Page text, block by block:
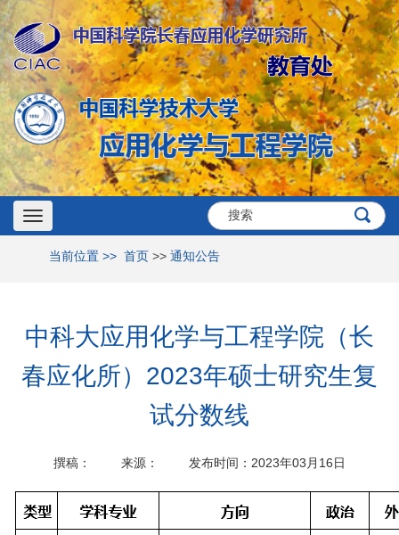
Toggle
navigation
当前位置 >> 首页 >> 通知公告
中科大应用化学与工程学院（长
春应化所）2023年硕士研究生复
试分数线
撰稿： 来源： 发布时间：2023年03月16日